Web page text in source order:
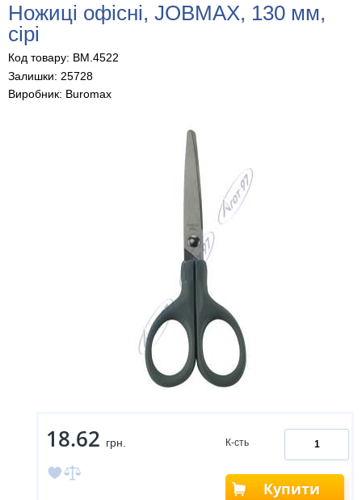
Ножицi офiснi, JOBMAX, 130 мм,
сірі
Код товару: BM.4522
Залишки: 25728
Виробник: Buromax
18.62 грн. К-сть
Купити